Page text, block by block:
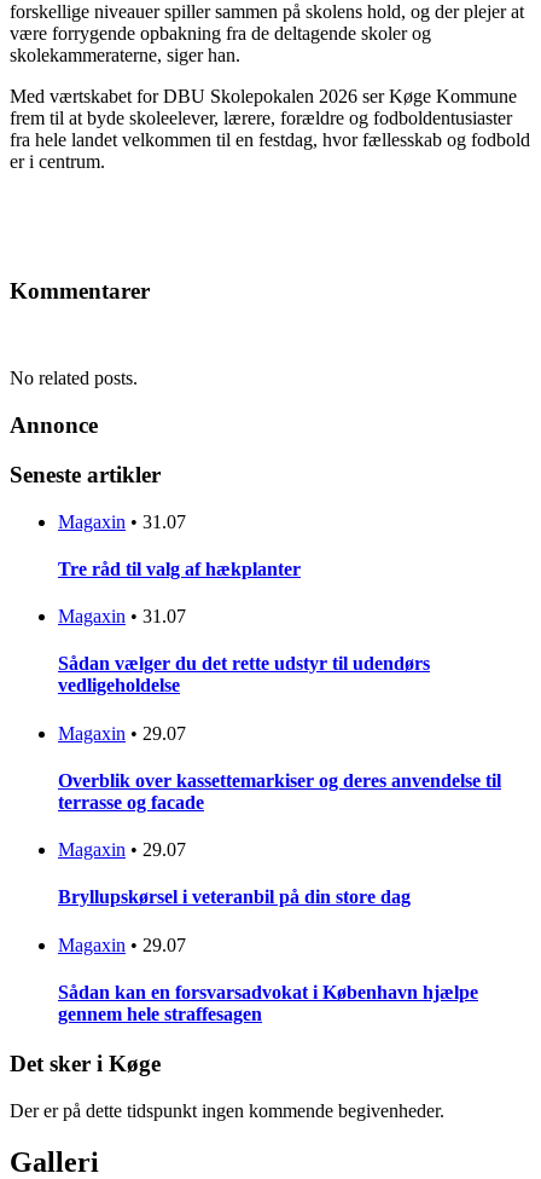
forskellige niveauer spiller sammen på skolens hold, og der plejer at
være forrygende opbakning fra de deltagende skoler og
skolekammeraterne, siger han.
Med værtskabet for DBU Skolepokalen 2026 ser Køge Kommune
frem til at byde skoleelever, lærere, forældre og fodboldentusiaster
fra hele landet velkommen til en festdag, hvor fællesskab og fodbold
er i centrum.
Kommentarer
No related posts.
Annonce
Seneste artikler
Magaxin • 31.07
Tre råd til valg af hækplanter
Magaxin • 31.07
Sådan vælger du det rette udstyr til udendørs
vedligeholdelse
Magaxin • 29.07
Overblik over kassettemarkiser og deres anvendelse til
terrasse og facade
Magaxin • 29.07
Bryllupskørsel i veteranbil på din store dag
Magaxin • 29.07
Sådan kan en forsvarsadvokat i København hjælpe
gennem hele straffesagen
Det sker i Køge
Der er på dette tidspunkt ingen kommende begivenheder.
Galleri